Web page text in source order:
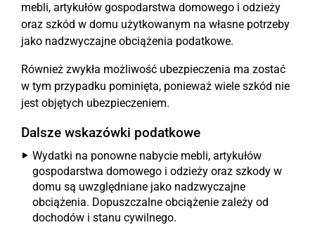
mebli, artykułów gospodarstwa domowego i odzieży
oraz szkód w domu użytkowanym na własne potrzeby
jako nadzwyczajne obciążenia podatkowe.
Również zwykła możliwość ubezpieczenia ma zostać
w tym przypadku pominięta, ponieważ wiele szkód nie
jest objętych ubezpieczeniem.
Dalsze wskazówki podatkowe
Wydatki na ponowne nabycie mebli, artykułów
gospodarstwa domowego i odzieży oraz szkody w
domu są uwzględniane jako nadzwyczajne
obciążenia. Dopuszczalne obciążenie zależy od
dochodów i stanu cywilnego.